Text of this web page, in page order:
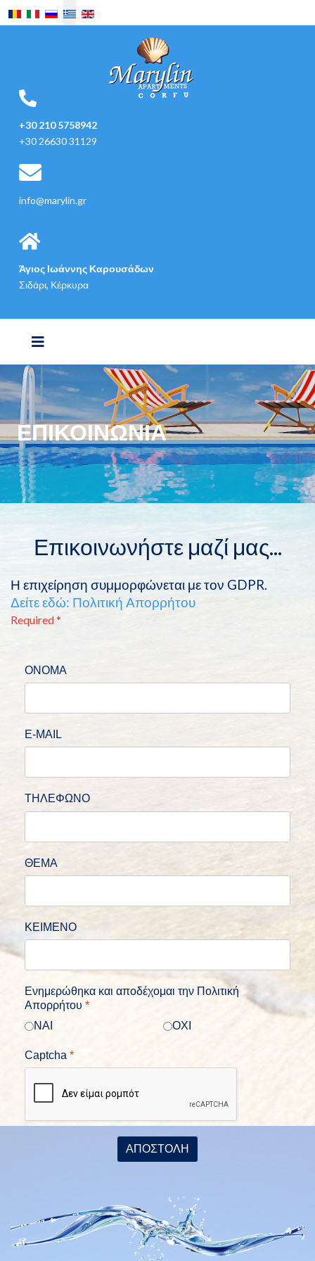
Επιλέξτε τη γλώσσα σας
+30 210 5758942
+30 26630 31129
info@marylin.gr
Άγιος Ιωάννης Καρουσάδων
Σιδάρι, Κέρκυρα
ΕΠΙΚΟΙΝΩΝΊΑ
Επικοινωνήστε μαζί μας...
Η επιχείρηση συμμορφώνεται με τον GDPR.
Δείτε εδώ: Πολιτική Απορρήτου
Required *
ΟΝΟΜΑ
E-MAIL
ΤΗΛΕΦΩΝΟ
ΘΕΜΑ
ΚΕΙΜΕΝΟ
Ενημερώθηκα και αποδέχομαι την Πολιτική
Απορρήτου *
ΝΑΙ
ΟΧΙ
Captcha *
ΑΠΟΣΤΟΛΗ